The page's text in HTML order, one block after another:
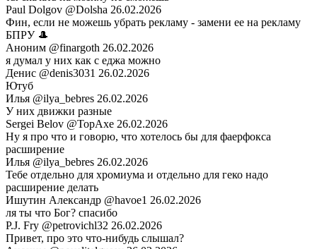
Paul Dolgov @Dolsha 26.02.2026
Фин, если не можешь убрать рекламу - замени ее на рекламу
БПРУ 🎩
Аноним @finargoth 26.02.2026
я думал у них как с еджа можно
Денис @denis3031 26.02.2026
Ютуб
Илья @ilya_bebres 26.02.2026
У них движки разные
Sergei Belov @TopAxe 26.02.2026
Ну я про что и говорю, что хотелось бы для фаерфокса
расширение
Илья @ilya_bebres 26.02.2026
Тебе отдельно для хромиума и отдельно для геко надо
расширение делать
Ишутин Александр @havoe1 26.02.2026
ля ты что Бог? спасибо
P.J. Fry @petrovichl32 26.02.2026
Привет, про это что-нибудь слышал?